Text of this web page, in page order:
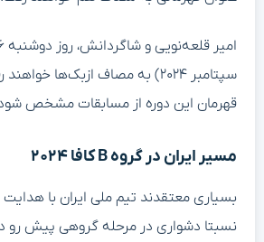
سپتامبر ۲۰۲۴) به مصاف ازبک‌ها
قهرمان این دوره از مسابقات مشخص
مسیر ایران در گروه B کافا ۲۰۲۴
بسیاری معتقدند تیم ملی ایران با هدایت